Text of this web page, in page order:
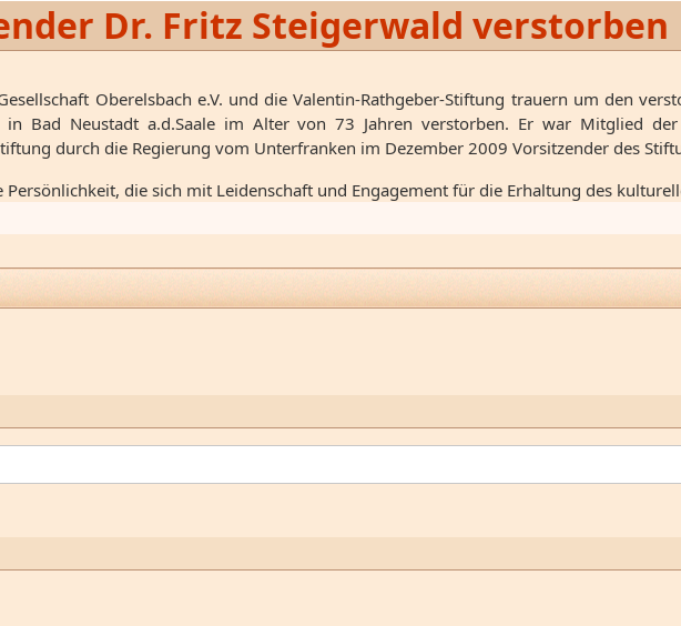
Dr. Fritz Steigerwald verstorben
Oberelsbach e.V. und die Valentin-Rathgeber-Stiftung trauern um den
Bad Neustadt a.d.Saale im Alter von 73 Jahren verstorben. Er war Mitglied der
durch die Regierung vom Unterfranken im Dezember 2009 Vorsitzender des
die sich mit Leidenschaft und Engagement für die Erhaltung des